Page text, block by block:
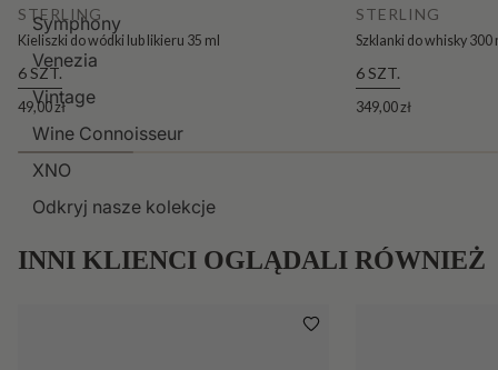
Symphony
Venezia
Vintage
Wine Connoisseur
XNO
Odkryj nasze kolekcje
STERLING
Kieliszki do wódki lub likieru 35 ml
6 SZT.
49,00 zł
STERLING
Szklanki do whisky 300
6 SZT.
349,00 zł
INNI KLIENCI OGLĄDALI RÓWNIEŻ